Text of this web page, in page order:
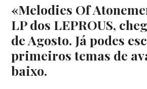
«Melodies Of
LP dos LEPROUS,
de Agosto. Já podes
primeiros temas de
baixo.